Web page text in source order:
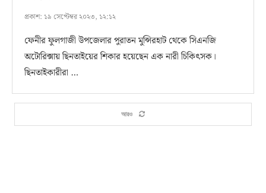
প্রকাশ: ১৯ সেপ্টেম্বর ২০২৩, ১২:১২
ফেনীর ফুলগাজী উপজেলার পুরাতন মুন্সিরহাট থেকে সিএনজি
অটোরিক্সায় ছিনতাইয়ের শিকার হয়েছেন এক নারী চিকিৎসক।
ছিনতাইকারীরা …
আরও